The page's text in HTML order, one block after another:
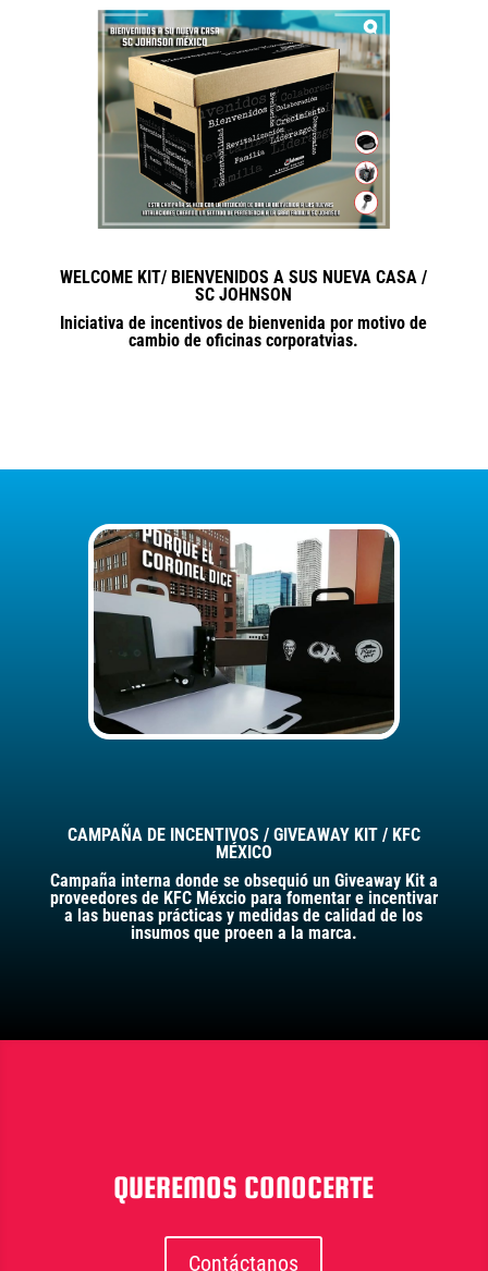
WELCOME KIT/ BIENVENIDOS A SUS NUEVA CASA /
SC JOHNSON
Iniciativa de incentivos de bienvenida por motivo de
cambio de oficinas corporatvias.
CAMPAÑA DE INCENTIVOS / GIVEAWAY KIT / KFC
MÉXICO
Campaña interna donde se obsequió un Giveaway Kit a
proveedores de KFC Méxcio para fomentar e incentivar
a las buenas prácticas y medidas de calidad de los
insumos que proeen a la marca.
QUEREMOS CONOCERTE
Contáctanos